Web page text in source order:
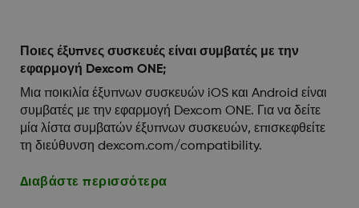
Ποιες έξυπνες συσκευές είναι συμβατές με την
εφαρμογή Dexcom ONE;
Μια ποικιλία έξυπνων συσκευών iOS και Android είναι
συμβατές με την εφαρμογή Dexcom ONE. Για να δείτε
μία λίστα συμβατών έξυπνων συσκευών, επισκεφθείτε
τη διεύθυνση dexcom.com/compatibility.
Διαβάστε περισσότερα